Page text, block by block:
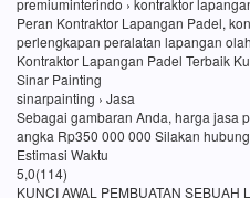
premiuminterindo › kontraktor
Peran Kontraktor Lapangan Padel,
perlengkapan peralatan lapangan
Kontraktor Lapangan Padel Terbaik
Sinar Painting
sinarpainting › Jasa
Sebagai gambaran Anda, harga jasa
angka Rp350 000 000 Silakan
Estimasi Waktu
5,0(114)
KUNCI AWAL PEMBUATAN SEBUAH